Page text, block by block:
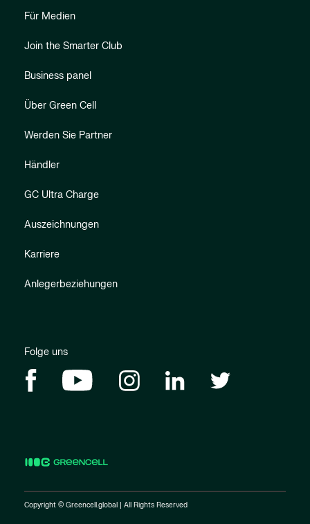
Für Medien
Join the Smarter Club
Business panel
Über Green Cell
Werden Sie Partner
Händler
GC Ultra Charge
Auszeichnungen
Karriere
Anlegerbeziehungen
Folge uns
Copyright © Greencell.global | All Rights Reserved